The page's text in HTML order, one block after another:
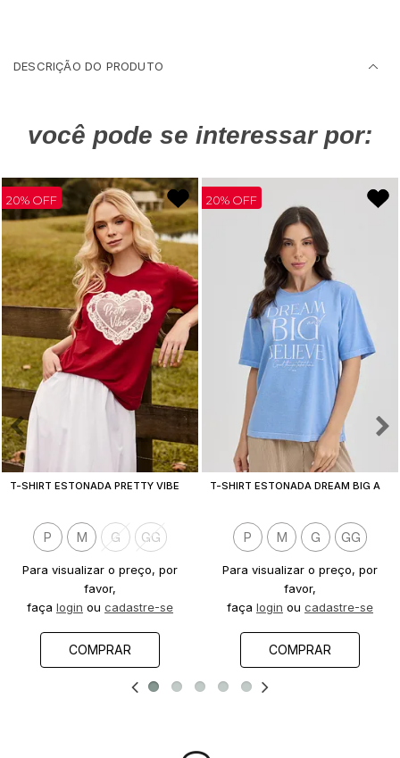
DESCRIÇÃO DO PRODUTO
você pode se interessar por:
20% OFF
P M G GG
Para visualizar o preço, por
favor,
faça login ou cadastre-se
COMPRAR
20% OFF
P M G GG
Para visualizar o preço, por
favor,
faça login ou cadastre-se
COMPRAR